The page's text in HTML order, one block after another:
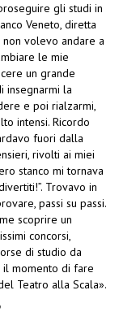
gli studi in
Veneto, diretta
non volevo andare a
le mie
un grande
insegnarmi la
e poi rialzarmi,
intensi. Ricordo
fuori dalla
rivolti ai miei
stanco mi tornava
Trovavo in
passi su passi.
scoprire un
concorsi,
di studio da
il momento di fare
Teatro alla Scala».